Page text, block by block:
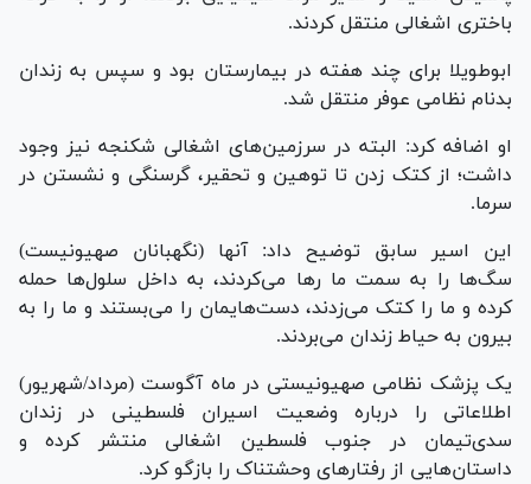
باختری اشغالی منتقل کردند.
ابوطویلا برای چند هفته در بیمارستان بود و سپس به زندان
بدنام نظامی عوفر منتقل شد.
او اضافه کرد: البته در سرزمین‌های اشغالی شکنجه نیز وجود
داشت؛ از کتک زدن تا توهین و تحقیر، گرسنگی و نشستن در
سرما.
این اسیر سابق توضیح داد: آنها (نگهبانان صهیونیست)
سگ‌ها را به سمت ما رها می‌کردند، به داخل سلول‌ها حمله
کرده و ما را کتک می‌زدند، دست‌هایمان را می‌بستند و ما را به
بیرون به حیاط زندان می‌بردند.
یک پزشک نظامی صهیونیستی در ماه آگوست (مرداد/شهریور)
اطلاعاتی را درباره وضعیت اسیران فلسطینی در زندان
سدی‌تیمان در جنوب فلسطین اشغالی منتشر کرده و
داستان‌هایی از رفتار‌های وحشتناک را بازگو کرد.